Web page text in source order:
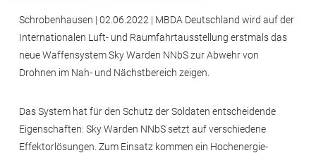
Schrobenhausen | 02.06.2022 | MBDA Deutschland wird auf der
Internationalen Luft- und Raumfahrtausstellung erstmals das
neue Waffensystem Sky Warden NNbS zur Abwehr von
Drohnen im Nah- und Nächstbereich zeigen.
Das System hat für den Schutz der Soldaten entscheidende
Eigenschaften: Sky Warden NNbS setzt auf verschiedene
Effektorlösungen. Zum Einsatz kommen ein Hochenergie-